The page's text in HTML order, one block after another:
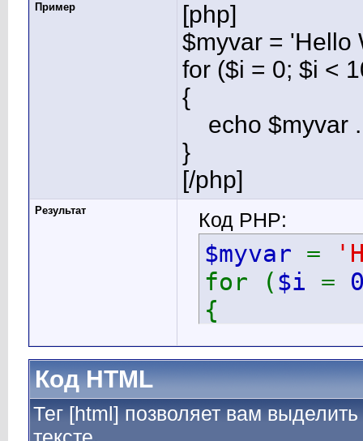
Пример
[php]
$myvar = 'Hello
for ($i = 0; $i <
{
echo $myvar
}
[/php]
Результат Код PHP:
$myvar =
for ( $i =
{
echo
}
Код HTML
Тег [html] позволяет вам